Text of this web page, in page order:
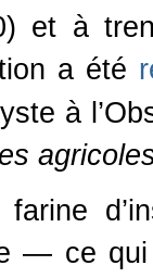
et à
a été
à
farine
— ce